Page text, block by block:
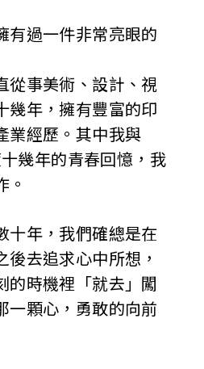
有過一件非常亮眼的
從事美術、設計、視
幾年，擁有豐富的印
業經歷。其中我與
幾年的青春回憶，我
。
十年，我們確總是在
去追求心中所想，
的時機裡「就去」闖
一顆心，勇敢的向前